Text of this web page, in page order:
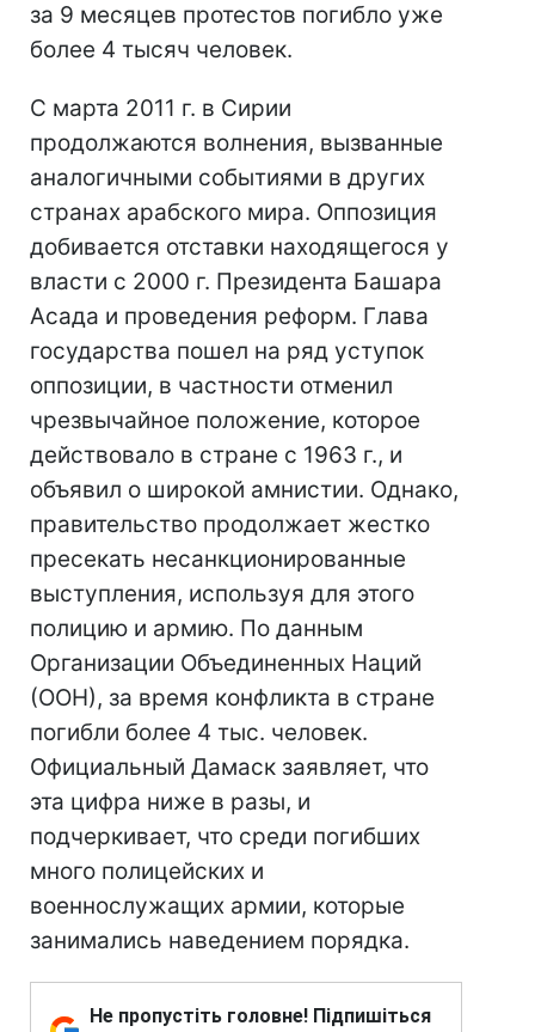
за 9 месяцев протестов погибло уже
более 4 тысяч человек.
С марта 2011 г. в Сирии
продолжаются волнения, вызванные
аналогичными событиями в других
странах арабского мира. Оппозиция
добивается отставки находящегося у
власти с 2000 г. Президента Башара
Асада и проведения реформ. Глава
государства пошел на ряд уступок
оппозиции, в частности отменил
чрезвычайное положение, которое
действовало в стране с 1963 г., и
объявил о широкой амнистии. Однако,
правительство продолжает жестко
пресекать несанкционированные
выступления, используя для этого
полицию и армию. По данным
Организации Объединенных Наций
(ООН), за время конфликта в стране
погибли более 4 тыс. человек.
Официальный Дамаск заявляет, что
эта цифра ниже в разы, и
подчеркивает, что среди погибших
много полицейских и
военнослужащих армии, которые
занимались наведением порядка.
Не пропустіть головне! Підпишіться